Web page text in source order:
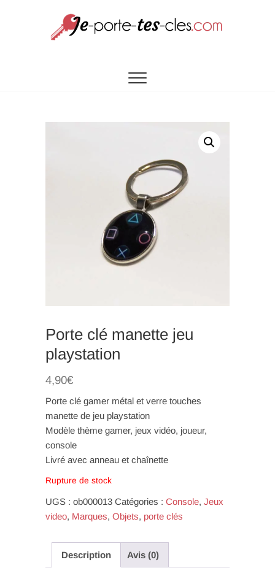
cles.com
Porte clé manette jeu
playstation
4,90€
Porte clé gamer métal et verre touches
manette de jeu playstation
Modèle thème gamer, jeux vidéo, joueur,
console
Livré avec anneau et chaînette
Rupture de stock
UGS : ob000013 Catégories : Console, Jeux
video, Marques, Objets, porte clés
Description Avis (0)